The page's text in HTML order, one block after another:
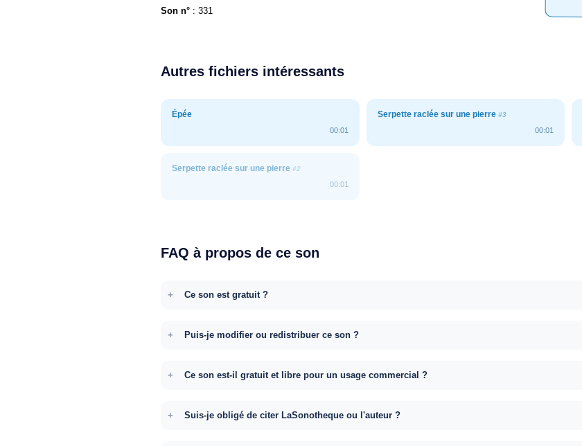
Son n° : 331
Autres fichiers intéressants
Épée
00:01
Serpette raclée sur une pierre #3
00:01
Serpette raclée sur une pierre #2
00:01
FAQ à propos de ce son
Ce son est gratuit ?
Puis-je modifier ou redistribuer ce son ?
Ce son est-il gratuit et libre pour un usage commercial ?
Suis-je obligé de citer LaSonotheque ou l'auteur ?